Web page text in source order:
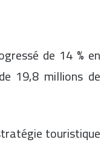
de 14 % en
19,8 millions de
touristique